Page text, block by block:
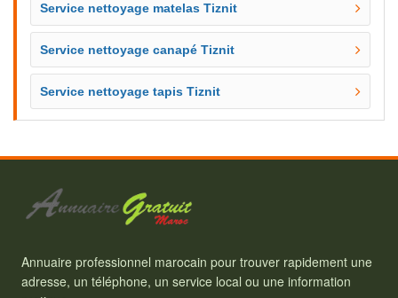
Service nettoyage matelas Tiznit
Service nettoyage canapé Tiznit
Service nettoyage tapis Tiznit
Annuaire professionnel marocain pour trouver rapidement une
adresse, un téléphone, un service local ou une information